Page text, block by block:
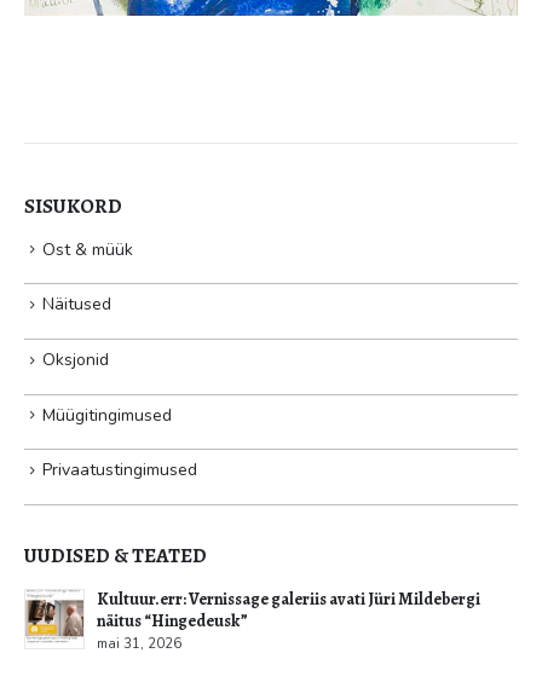
SISUKORD
Ost & müük
Näitused
Oksjonid
Müügitingimused
Privaatustingimused
UUDISED & TEATED
Kultuur.err: Vernissage galeriis avati Jüri Mildebergi
näitus “Hingedeusk”
mai 31, 2026